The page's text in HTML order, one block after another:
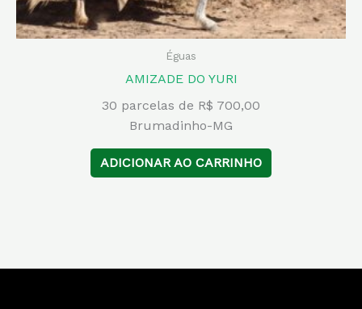
Éguas
AMIZADE DO YURI
30 parcelas de R$ 700,00
Brumadinho-MG
ADICIONAR AO CARRINHO